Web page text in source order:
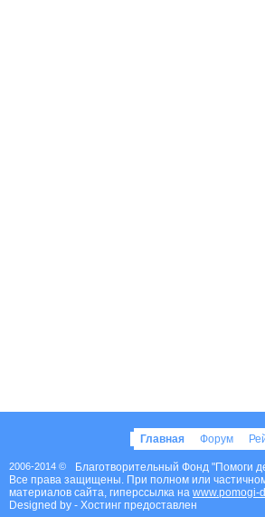
Главная Форум
2006-2014 ©
Благотворительный Фонд "Помоги
Все права защищены. При полном или
материалов сайта, гиперссылка на www.pomogi-
Designed by - Хостинг предоставлен